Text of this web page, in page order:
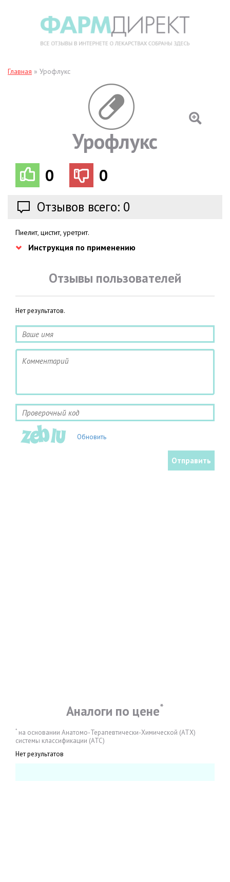
Главная » Урофлукс
Урофлукс
0 0
Отзывов всего: 0
Пиелит, цистит, уретрит.
Инструкция по применению
Отзывы пользователей
Нет результатов.
Обновить
Аналоги по цене*
* на основании Анатомо-Терапевтически-Химической (АТХ)
системы классификации (АТС)
Нет результатов